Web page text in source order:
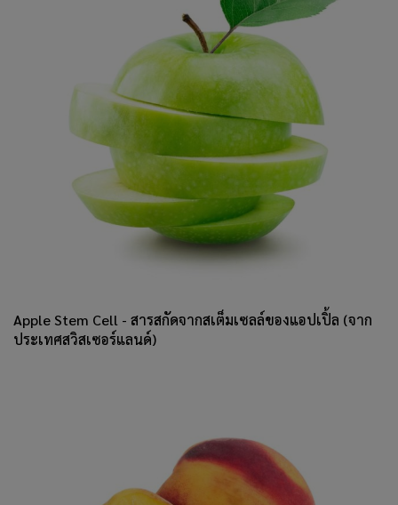
Apple Stem Cell - สารสกัดจากสเต็มเซลล์ของแอปเปิ้ล (จาก
ประเทศสวิสเซอร์แลนด์)